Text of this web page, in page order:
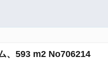
、593 m2 No706214